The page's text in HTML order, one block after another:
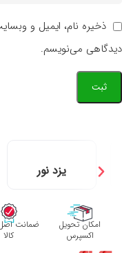
ذخیره نام، ایمیل و
دیدگاهی می‌نویسم.
یزد نور
امکان تحویل
اکسپرس
ضمانت
کالا